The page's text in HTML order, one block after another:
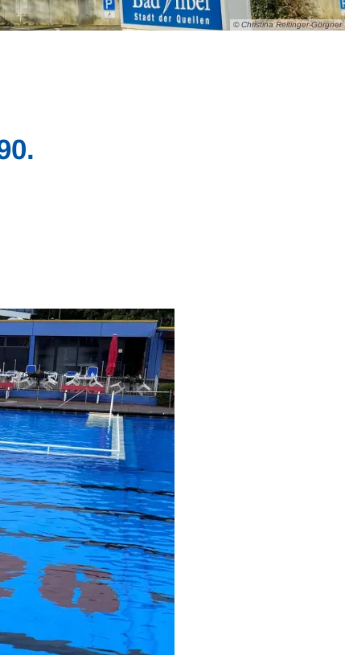
© Christina Reitinger-Görgner